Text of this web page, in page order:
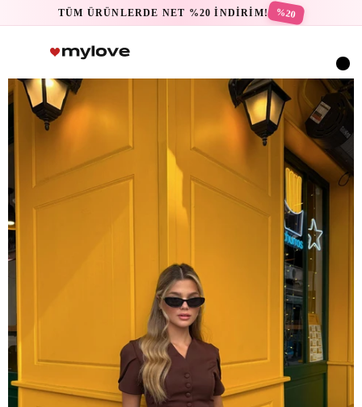
TÜM ÜRÜNLERDE NET %20 İNDİRİM! %20